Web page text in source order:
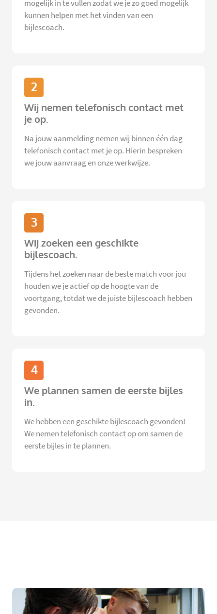
mogelijk in te vullen zodat we je zo goed mogelijk
kunnen helpen met het vinden van een
bijlescoach.
2
Wij nemen telefonisch contact met
je op.
Na jouw aanmelding nemen wij binnen één dag
telefonisch contact met je op. Hierin bespreken
we jouw aanvraag en onze werkwijze.
3
Wij zoeken een geschikte
bijlescoach.
Tijdens het zoeken naar de beste match voor jou
houden we je actief op de hoogte van de
voortgang, totdat we de juiste bijlescoach hebben
gevonden.
4
We plannen samen de eerste bijles
in.
We hebben een geschikte bijlescoach gevonden!
We nemen telefonisch contact op om samen de
eerste bijles in te plannen.